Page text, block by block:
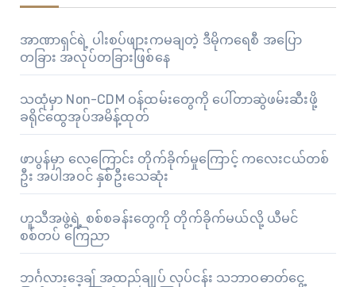
အာဏာရှင်ရဲ့ ပါးစပ်ဖျားကမချတဲ့ ဒီမိုကရေစီ အပြော
တခြား အလုပ်တခြားဖြစ်နေ
သထုံမှာ Non-CDM ဝန်ထမ်းတွေကို ပေါ်တာဆွဲဖမ်းဆီးဖို့
ခရိုင်ထွေအုပ်အမိန့်ထုတ်
ဖာပွန်မှာ လေကြောင်း တိုက်ခိုက်မှုကြောင့် ကလေးငယ်တစ်
ဦး အပါအဝင် နှစ်ဦးသေဆုံး
ဟူသီအဖွဲ့ရဲ့ စစ်စခန်းတွေကို တိုက်ခိုက်မယ်လို့ ယီမင်
စစ်တပ် ကြေညာ
ဘင်္ဂလားဒေ့ချ် အထည်ချုပ် လုပ်ငန်း သဘာဝဓာတ်ငွေ့